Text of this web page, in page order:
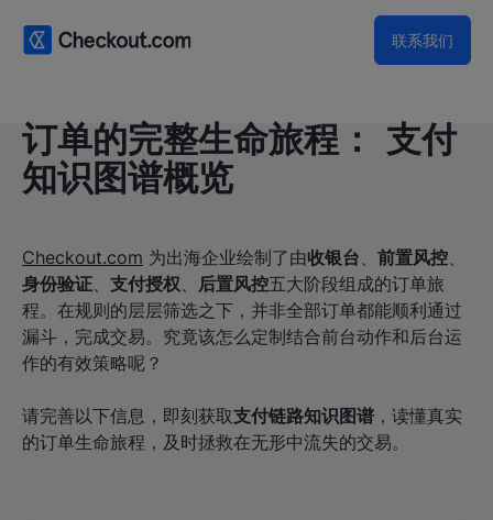
联系我们
订单的完整生命旅程： 支付
知识图谱概览
Checkout.com 为出海企业绘制了由收银台、 前置风控、
身份验证、 支付授权、 后置风控五大阶段组成的订单旅
程。在规则的层层筛选之下，并非全部订单都能顺利通过
漏斗，完成交易。究竟该怎么定制结合前台动作和后台运
作的有效策略呢？
请完善以下信息，即刻获取支付链路知识图谱 ，读懂真实
的订单生命旅程，及时拯救在无形中流失的交易。